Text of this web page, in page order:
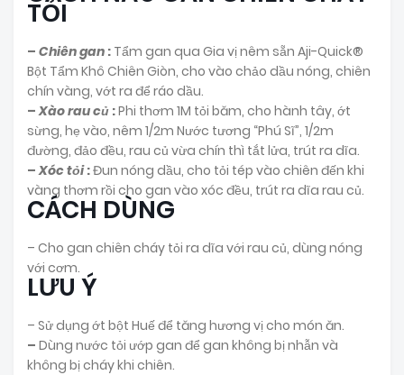
TỎI
– Chiên gan : Tẩm gan qua Gia vị nêm sẵn Aji-Quick®
Bột Tẩm Khô Chiên Giòn, cho vào chảo dầu nóng, chiên
chín vàng, vớt ra để ráo dầu.
–Xào rau củ :Phi thơm 1M tỏi băm, cho hành tây, ớt
sừng, hẹ vào, nêm 1/2m Nước tương “Phú Sĩ”, 1/2m
đường, đảo đều, rau củ vừa chín thì tắt lửa, trút ra dĩa.
–Xóc tỏi:Đun nóng dầu, cho tỏi tép vào chiên đến khi
vàng thơm rồi cho gan vào xóc đều, trút ra dĩa rau củ.
CÁCH DÙNG
– Cho gan chiên cháy tỏi ra dĩa với rau củ, dùng nóng
với cơm.
LƯU Ý
– Sử dụng ớt bột Huế để tăng hương vị cho món ăn.
– Dùng nước tỏi ướp gan để gan không bị nhẫn và
không bị cháy khi chiên.